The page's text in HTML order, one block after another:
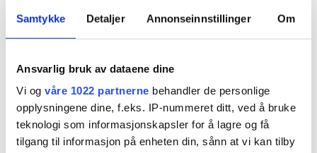
Samtykke Detaljer Annonseinnstillinger Om
Ansvarlig bruk av dataene dine
Vi og våre 1022 partnerne behandler de personlige
opplysningene dine, f.eks. IP-nummeret ditt, ved å bruke
teknologi som informasjonskapsler for å lagre og få
tilgang til informasjon på enheten din, sånn at vi kan tilby
Politisk redaktør fra
Søgne: – Krevende
oppgave